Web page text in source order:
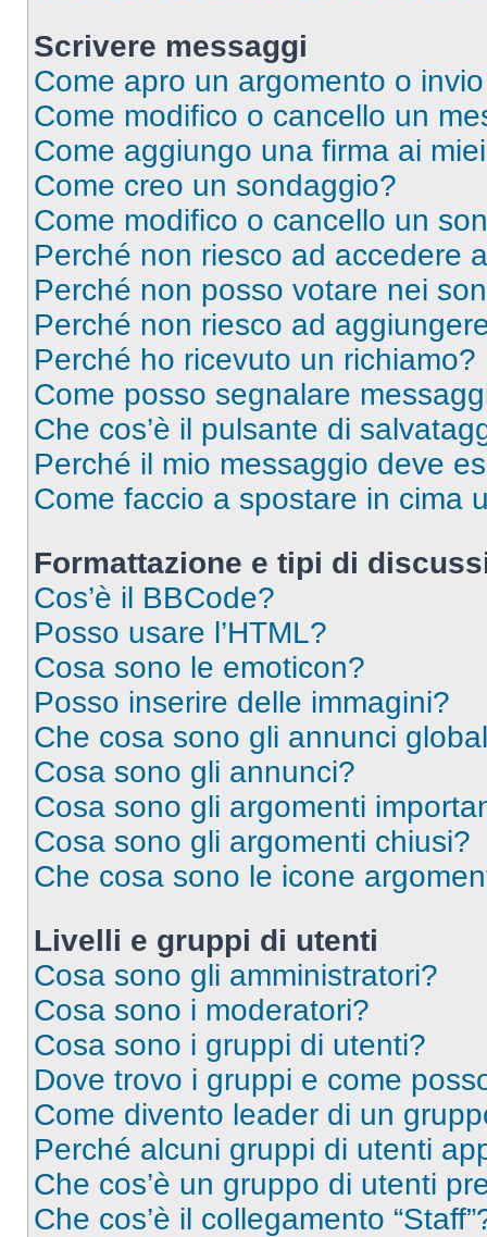
Scrivere messaggi
Come apro un argomento o
Come modifico o cancello un
Come aggiungo una firma ai
Come creo un sondaggio?
Come modifico o cancello un
Perché non riesco ad accedere
Perché non posso votare nei
Perché non riesco ad
Perché ho ricevuto un richiamo?
Come posso segnalare
Che cos’è il pulsante di
Perché il mio messaggio deve
Come faccio a spostare in cima
Formattazione e tipi di
Cos’è il BBCode?
Posso usare l’HTML?
Cosa sono le emoticon?
Posso inserire delle immagini?
Che cosa sono gli annunci
Cosa sono gli annunci?
Cosa sono gli argomenti
Cosa sono gli argomenti chiusi?
Che cosa sono le icone
Livelli e gruppi di utenti
Cosa sono gli amministratori?
Cosa sono i moderatori?
Cosa sono i gruppi di utenti?
Dove trovo i gruppi e come
Come divento leader di un
Perché alcuni gruppi di utenti
Che cos’è un gruppo di utenti
Che cos’è il collegamento